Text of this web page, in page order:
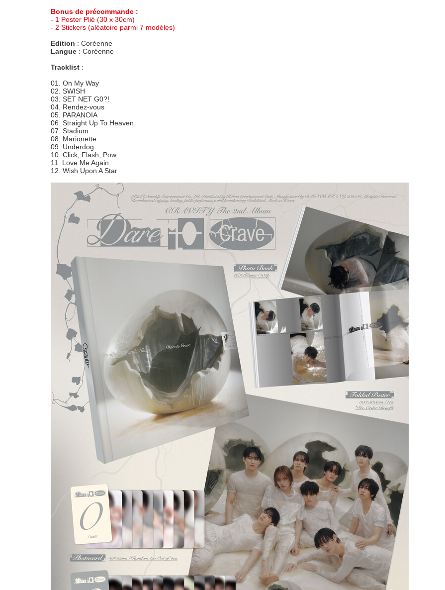
Bonus de précommande :
- 1 Poster Plié (30 x 30cm)
- 2 Stickers (aléatoire parmi 7 modèles)
Edition : Coréenne
Langue : Coréenne
Tracklist :
01. On My Way
02. SWISH
03. SET NET G0?!
04. Rendez-vous
05. PARANOIA
06. Straight Up To Heaven
07. Stadium
08. Marionette
09. Underdog
10. Click, Flash, Pow
11. Love Me Again
12. Wish Upon A Star